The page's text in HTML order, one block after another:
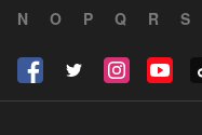
N
O P Q R S